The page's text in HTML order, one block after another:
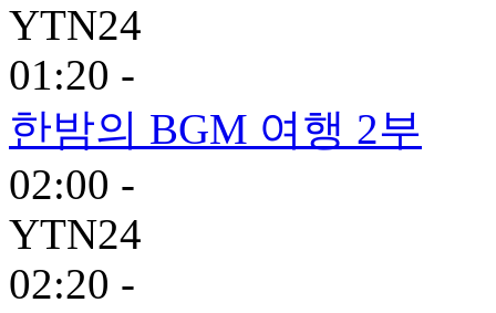
YTN24
01:20 -
한밤의 BGM 여행 2부
02:00 -
YTN24
02:20 -